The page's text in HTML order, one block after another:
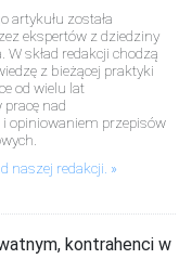
artykułu została
ekspertów z dziedziny
W skład redakcji chodzą
z bieżącej praktyki
od wielu lat
nad
opiniowaniem przepisów
naszej redakcji.
kontrahenci w